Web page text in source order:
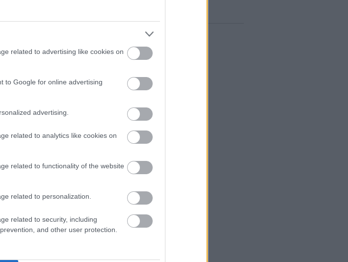
related to advertising like cookies on
to Google for online advertising
advertising.
related to analytics like cookies on
related to functionality of the website
related to personalization.
related to security, including
and other user protection.
járatokon
típust
az egyajtózást,
a
viszont sokan
egész
szócsatába is
sokkal
tartozó
módon
és
feszültség
sem árt